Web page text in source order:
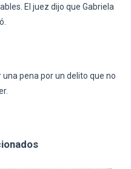
El juez dijo que Gabriela
pena por un delito que no